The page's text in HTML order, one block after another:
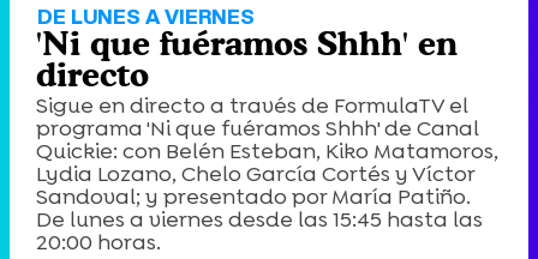
DE LUNES A VIERNES
'Ni que fuéramos Shhh' en
directo
Sigue en directo a través de FormulaTV el
programa 'Ni que fuéramos Shhh' de Canal
Quickie: con Belén Esteban, Kiko Matamoros,
Lydia Lozano, Chelo García Cortés y Víctor
Sandoval; y presentado por María Patiño.
De lunes a viernes desde las 15:45 hasta las
20:00 horas.